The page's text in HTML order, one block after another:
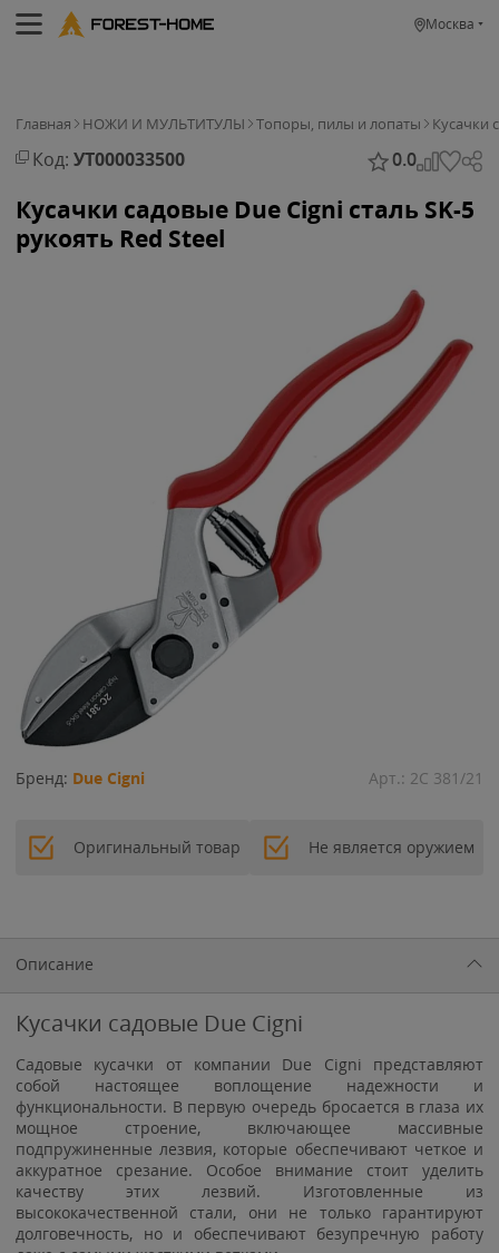
Москва
Главная НОЖИ И МУЛЬТИТУЛЫ Топоры, пилы и лопаты Кусачки
Код: УТ000033500 0.0
Кусачки садовые Due Cigni cталь SK-5
рукоять Red Steel
Бренд: Due Cigni Арт.: 2C 381/21
Оригинальный товар Не является оружием
Описание
Кусачки садовые Due Cigni
Садовые кусачки от компании Due Cigni представляют
собой настоящее воплощение надежности и
функциональности. В первую очередь бросается в глаза их
мощное строение, включающее массивные
подпружиненные лезвия, которые обеспечивают четкое и
аккуратное срезание. Особое внимание стоит уделить
качеству этих лезвий. Изготовленные из
высококачественной стали, они не только гарантируют
долговечность, но и обеспечивают безупречную работу